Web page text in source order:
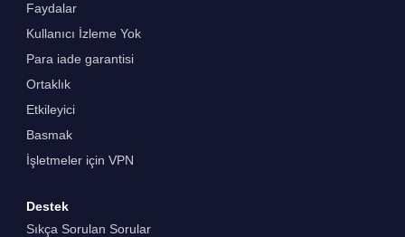
Faydalar
Kullanıcı İzleme Yok
Para iade garantisi
Ortaklık
Etkileyici
Basmak
İşletmeler için VPN
Destek
Sıkça Sorulan Sorular